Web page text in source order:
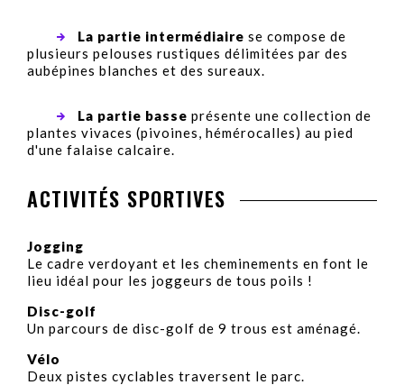
La partie intermédiaire se compose de
plusieurs pelouses rustiques délimitées par des
aubépines blanches et des sureaux.
La partie basse présente une collection de
plantes vivaces (pivoines, hémérocalles) au pied
d'une falaise calcaire.
ACTIVITÉS SPORTIVES
Jogging
Le cadre verdoyant et les cheminements en font le
lieu idéal pour les joggeurs de tous poils !
Disc-golf
Un parcours de disc-golf de 9 trous est aménagé.
Vélo
Deux pistes cyclables traversent le parc.